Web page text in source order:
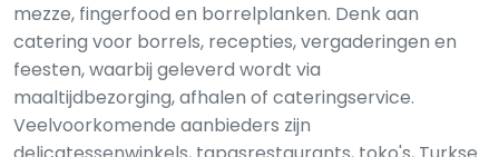
mezze, fingerfood en borrelplanken. Denk aan
catering voor borrels, recepties, vergaderingen en
feesten, waarbij geleverd wordt via
maaltijdbezorging, afhalen of cateringservice.
Veelvoorkomende aanbieders zijn